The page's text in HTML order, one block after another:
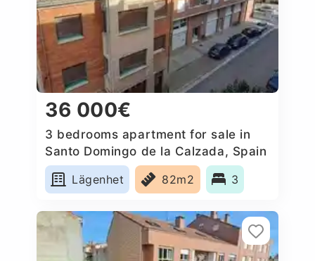
36 000€
3 bedrooms apartment for sale in
Santo Domingo de la Calzada, Spain
Lägenhet
82m2 3